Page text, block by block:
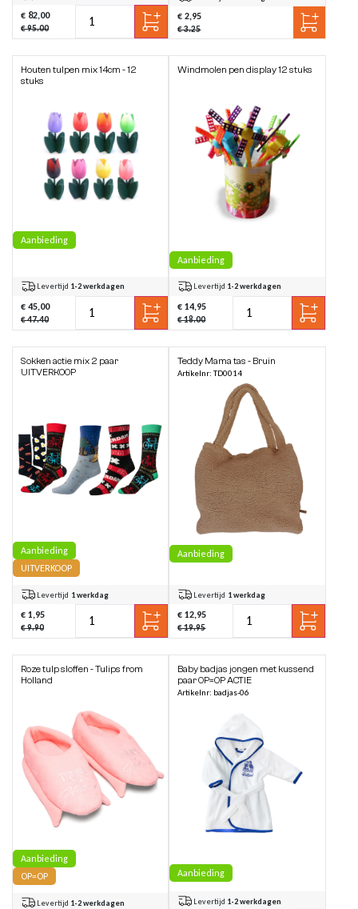
€ 82,00
€ 95.00
€ 2,95
€ 3.25
Houten tulpen mix 14cm - 12
stuks
Aanbieding
Levertijd 1-2 werkdagen
€ 45,00
€ 47.40
Windmolen pen display 12 stuks
Aanbieding
Levertijd 1-2 werkdagen
€ 14,95
€ 18.00
Sokken actie mix 2 paar
UITVERKOOP
Aanbieding
UITVERKOOP
Levertijd 1 werkdag
€ 1,95
€ 9.90
Teddy Mama tas - Bruin
Artikelnr: TD0014
Aanbieding
Levertijd 1 werkdag
€ 12,95
€ 19.95
Roze tulp sloffen - Tulips from
Holland
Aanbieding
OP=OP
Levertijd 1-2 werkdagen
Baby badjas jongen met kussend
paar OP=OP ACTIE
Artikelnr: badjas-06
Aanbieding
Levertijd 1-2 werkdagen